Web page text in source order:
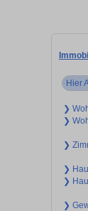
Hier
❯
❯
❯
❯
❯
❯